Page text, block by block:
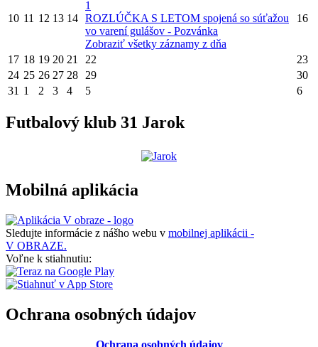
10 11 12 13 14
1
ROZLÚČKA S LETOM spojená so súťažou
vo varení gulášov - Pozvánka
Zobraziť všetky záznamy z dňa
16
17 18 19 20 21 22
23
24 25 26 27 28 29
30
31 1 2 3 4 5 6
Futbalový klub 31 Jarok
Mobilná aplikácia
Sledujte informácie z nášho webu v mobilnej aplikácii -
V OBRAZE.
Voľne k stiahnutiu:
Ochrana osobných údajov
Ochrana osobných údajov